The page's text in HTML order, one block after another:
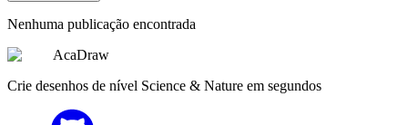
Nenhuma publicação encontrada
AcaDraw
Crie desenhos de nível Science & Nature em segundos